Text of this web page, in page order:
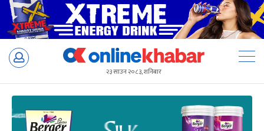
Skip
२३ साउन २०८३, शनिबार